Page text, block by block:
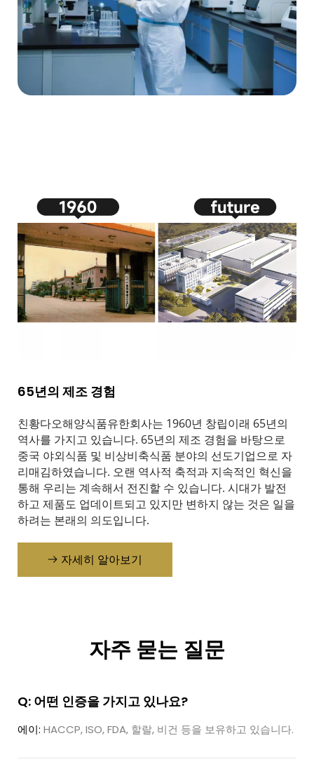
65년의 제조 경험
친황다오해양식품유한회사는 1960년 창립이래 65년의
역사를 가지고 있습니다. 65년의 제조 경험을 바탕으로
중국 야외식품 및 비상비축식품 분야의 선도기업으로 자
리매김하였습니다. 오랜 역사적 축적과 지속적인 혁신을
통해 우리는 계속해서 전진할 수 있습니다. 시대가 발전
하고 제품도 업데이트되고 있지만 변하지 않는 것은 일을
하려는 본래의 의도입니다.
자세히 알아보기
자주 묻는 질문
Q: 어떤 인증을 가지고 있나요?
에이: HACCP, ISO, FDA, 할랄, 비건 등을 보유하고 있습니다.